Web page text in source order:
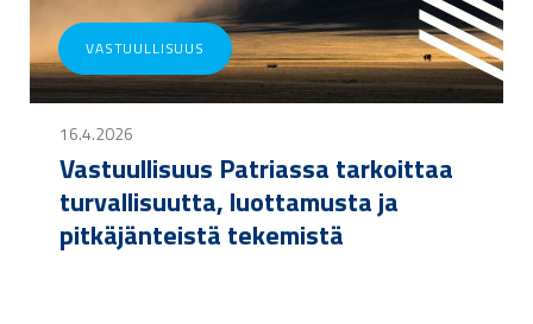
VASTUULLISUUS
16.4.2026
Vastuullisuus Patriassa tarkoittaa
turvallisuutta, luottamusta ja
pitkäjänteistä tekemistä